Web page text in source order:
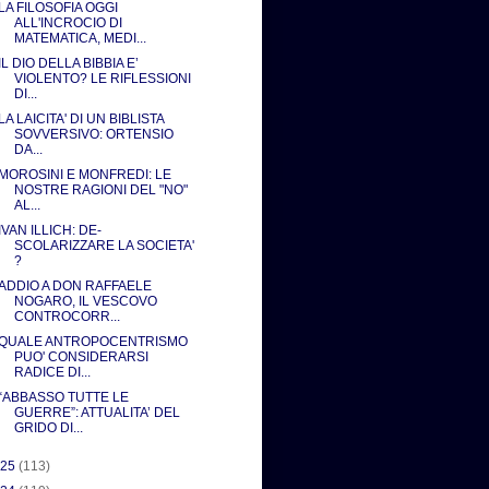
FILOSOFIA OGGI
ALL'INCROCIO DI
MATEMATICA, MEDI...
DIO DELLA BIBBIA E’
VIOLENTO? LE RIFLESSIONI
DI...
LAICITA' DI UN BIBLISTA
SOVVERSIVO: ORTENSIO
DA...
E MONFREDI: LE
NOSTRE RAGIONI DEL "NO"
AL...
ILLICH: DE-
SCOLARIZZARE LA SOCIETA'
?
A DON RAFFAELE
NOGARO, IL VESCOVO
CONTROCORR...
ANTROPOCENTRISMO
PUO' CONSIDERARSI
RADICE DI...
TUTTE LE
GUERRE”: ATTUALITA’ DEL
GRIDO DI...
(113)